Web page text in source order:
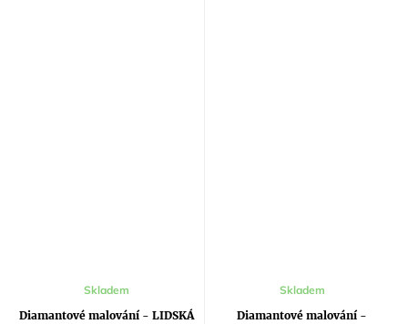
Diamantové malování - LIDSKÁ
Skladem
Diamantové malování -
Skladem